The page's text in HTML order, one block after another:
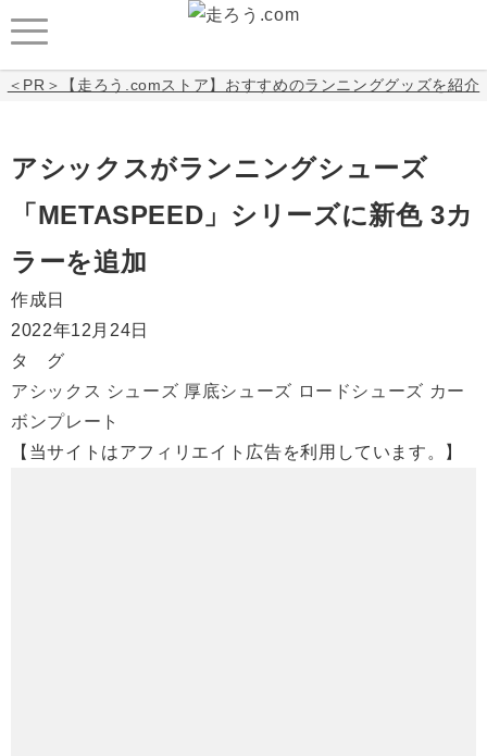
＜PR＞【走ろう.comストア】おすすめのランニンググッズを紹介
アシックスがランニングシューズ
「METASPEED」シリーズに新色 3カ
ラーを追加
作成日
2022年12月24日
タ グ
アシックス シューズ 厚底シューズ ロードシューズ カー
ボンプレート
【当サイトはアフィリエイト広告を利用しています。】